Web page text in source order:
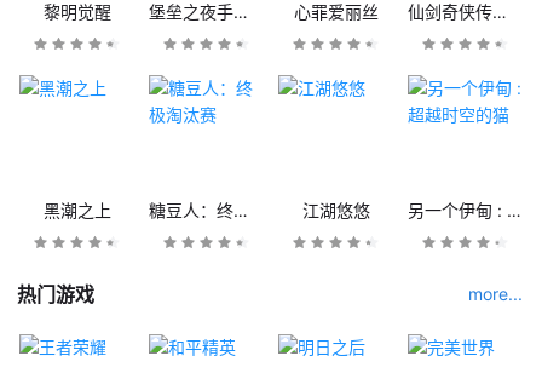
黎明觉醒 堡垒之夜手机版 心罪爱丽丝 仙剑奇侠传九野
黑潮之上 糖豆人：终极淘汰赛 江湖悠悠 另一个伊甸 : 超越时空的猫
热门游戏 more...